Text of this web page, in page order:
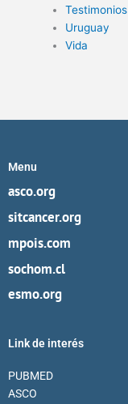
Testimonios
Uruguay
Vida
Menu
asco.org
sitcancer.org
mpois.com
sochom.cl
esmo.org
Link de interés
PUBMED
ASCO